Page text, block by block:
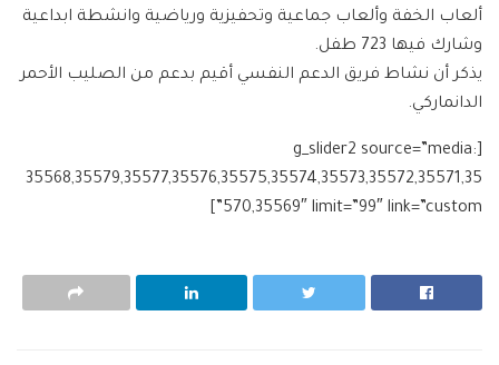
ألعاب الخفة وألعاب جماعية وتحفيزية ورياضية وانشطة ابداعية
وشارك فيها 723 طفل.
يذكر أن نشاط فريق الدعم النفسي أقيم بدعم من الصليب الأحمر
الدانماركي.
[g_slider2 source=”media:
35568,35579,35577,35576,35575,35574,35573,35572,35571,35
570,35569″ limit=”99″ link=”custom”]